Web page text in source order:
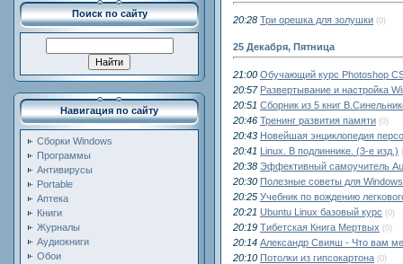
Поиск по сайту
Навигация по сайту
Сборки Windows
Программы
Антивирусы
Portable
Аптека
Книги
Журналы
Аудиокниги
Обои
20:28 Три орешка для золушки (0)
25 Декабря, Пятница
21:00 Обучающий курс Photoshop
20:57 Развертывание и настройка
20:51 Сборник из 5 книг
20:46 Тренинг развития памяти (0)
20:43 Новейшая энциклопедия
20:41 Linux. В подлиннике. (3-е изд.)
20:38 Эффективный самоучитель
20:30 Полезные советы для
20:25 Учебник по вождению
20:21 Ubuntu Linux базовый курс (0)
20:19 Тибетская Книга Мертвых (0)
20:14 Александр Свияш - Что вам
20:10 Потолки из гипсокартона (0)